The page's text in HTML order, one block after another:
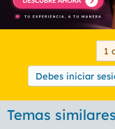
1
Debes iniciar
Temas similares